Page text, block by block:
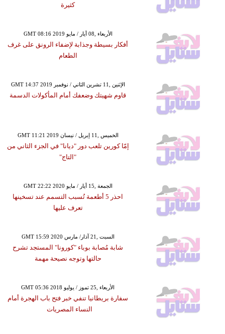
كثيرة
GMT 08:16 2019 الأربعاء ,08 أيار / مايو
أفكار بسيطة وجذابة لإضفاء الرونق على غرف
الطعام
GMT 14:37 2019 الإثنين ,11 تشرين الثاني / نوفمبر
قاوم شهيتك وضعفك أمام المأكولات الدسمة
GMT 11:21 2019 الخميس ,11 إبريل / نيسان
إمّا كورين تلعب دور "ديانا" في الجزء الثاني من
"التاج"
GMT 22:22 2020 الجمعة ,15 أيار / مايو
احذر 5 أطعمة تُسبب التسمم عند تسخينها
تعرف عليها
GMT 15:59 2020 السبت ,21 آذار/ مارس
شابة مُصابة بوباء "كورونا" المستجد تشرح
حالتها وتوجه نصيحة مهمة
GMT 05:36 2018 الأربعاء ,25 تموز / يوليو
سفارة بريطانيا تنفي خبر فتح باب الهجرة أمام
النساء المصريات